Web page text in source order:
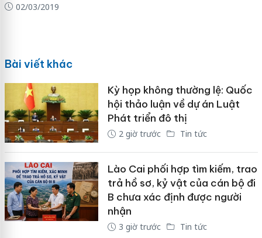
02/03/2019
Bài viết khác
Kỳ họp không thường lệ: Quốc
hội thảo luận về dự án Luật
Phát triển đô thị
2 giờ trước Tin tức
Lào Cai phối hợp tìm kiếm, trao
trả hồ sơ, kỷ vật của cán bộ đi
B chưa xác định được người
nhận
3 giờ trước Tin tức